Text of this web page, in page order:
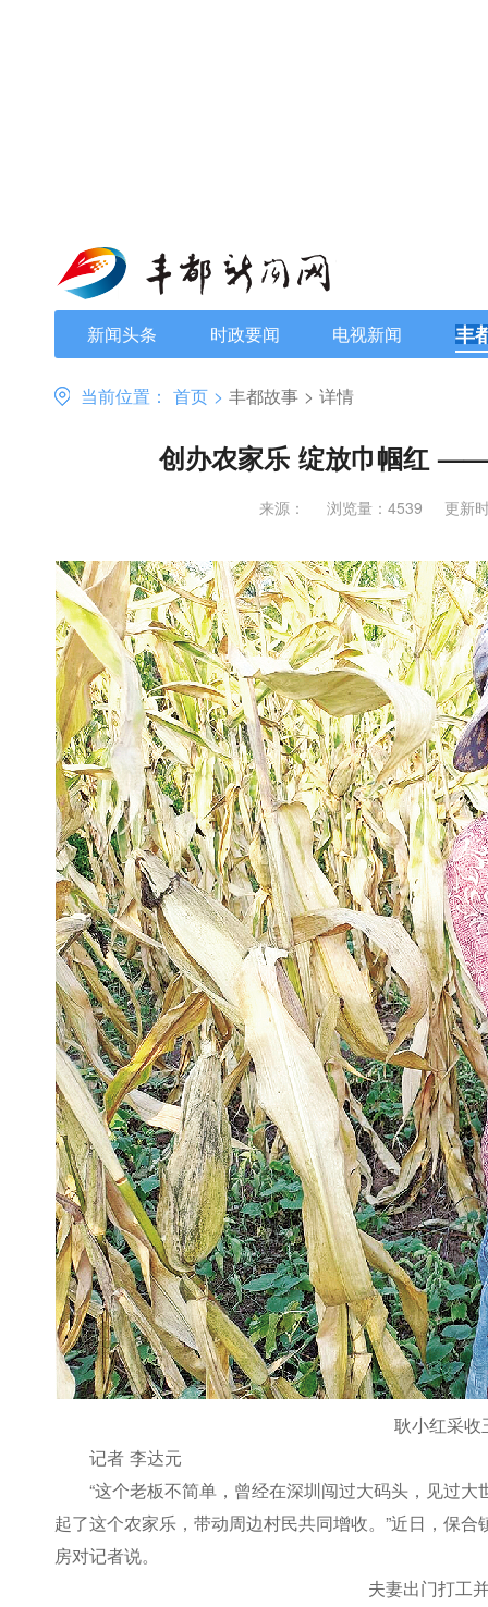
新闻头条 时政要闻 电视新闻 丰
当前位置： 首页 > 丰都故事 > 详情
创办农家乐 绽放巾帼红
来源： 浏览量：4539 更新
耿小红采收
记者 李达元
“这个老板不简单，曾经在深圳闯过大码头，见过
起了这个农家乐，带动周边村民共同增收。”近日，保
房对记者说。
夫妻出门打工